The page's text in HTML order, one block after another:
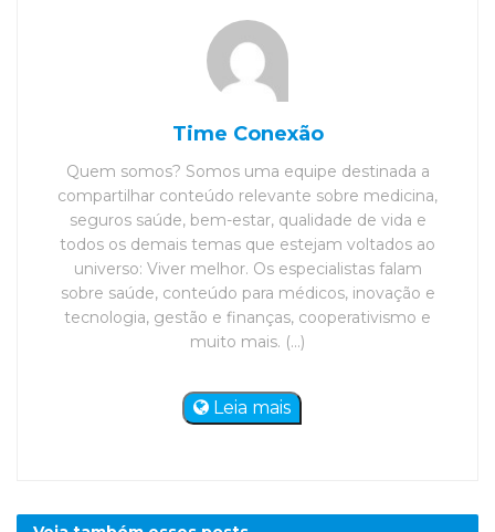
Time Conexão
Quem somos? Somos uma equipe destinada a
compartilhar conteúdo relevante sobre medicina,
seguros saúde, bem-estar, qualidade de vida e
todos os demais temas que estejam voltados ao
universo: Viver melhor. Os especialistas falam
sobre saúde, conteúdo para médicos, inovação e
tecnologia, gestão e finanças, cooperativismo e
muito mais. (...)
Leia mais